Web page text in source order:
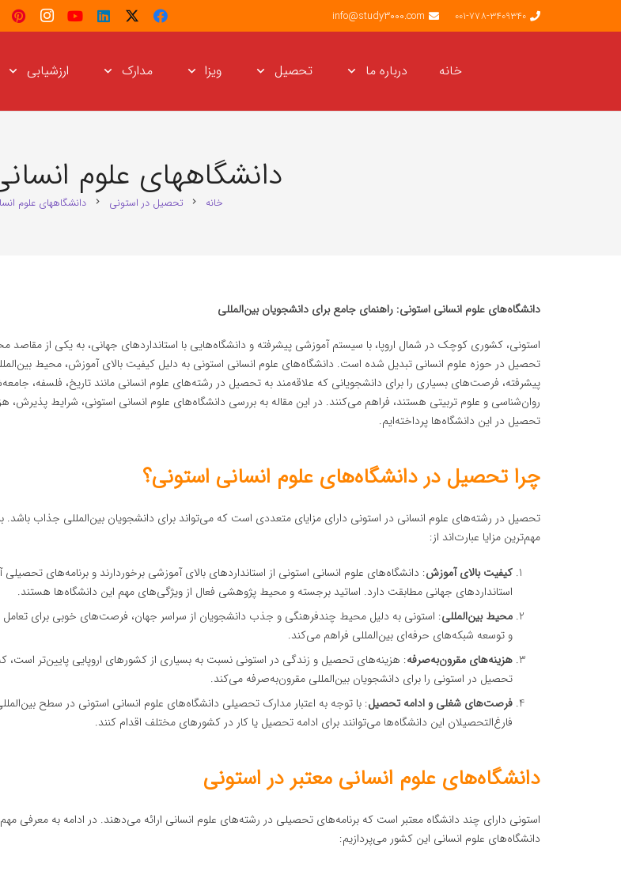
001-778-3409340
info@study3000.com
خانه درباره ما تحصیل ویزا مدارک ارزشیابی
دانشگاههای علوم
خانه chevron_right تحصیل در استونی chevron_right دانشگاههای علوم
دانشگاه‌های علوم انسانی استونی: راهنمای جامع برای دانشجویان بین‌المللی
استونی، کشوری کوچک در شمال اروپا، با سیستم آموزشی پیشرفته و دانشگاه‌هایی با استانداردهای جهانی، به یکی از مقاصد
تحصیل در حوزه علوم انسانی تبدیل شده است. دانشگاه‌های علوم انسانی استونی به دلیل کیفیت بالای آموزش، محیط
پیشرفته، فرصت‌های بسیاری را برای دانشجویانی که علاقه‌مند به تحصیل در رشته‌های علوم انسانی مانند تاریخ، فلسفه،
روان‌شناسی و علوم تربیتی هستند، فراهم می‌کنند. در این مقاله به بررسی دانشگاه‌های علوم انسانی استونی، شرایط پذیرش،
تحصیل در این دانشگاه‌ها پرداخته‌ایم.
چرا تحصیل در دانشگاه‌های علوم انسانی استونی؟
تحصیل در رشته‌های علوم انسانی در استونی دارای مزایای متعددی است که می‌تواند برای دانشجویان بین‌المللی جذاب باشد.
مهم‌ترین مزایا عبارت‌اند از:
کیفیت بالای آموزش: دانشگاه‌های علوم انسانی استونی از استانداردهای بالای آموزشی برخوردارند و برنامه‌های تحصیلی
استانداردهای جهانی مطابقت دارد. اساتید برجسته و محیط پژوهشی فعال از ویژگی‌های مهم این دانشگاه‌ها هستند.
محیط بین‌المللی: استونی به دلیل محیط چندفرهنگی و جذب دانشجویان از سراسر جهان، فرصت‌های خوبی برای تعامل
و توسعه شبکه‌های حرفه‌ای بین‌المللی فراهم می‌کند.
هزینه‌های مقرون‌به‌صرفه: هزینه‌های تحصیل و زندگی در استونی نسبت به بسیاری از کشورهای اروپایی پایین‌تر است،
تحصیل در استونی را برای دانشجویان بین‌المللی مقرون‌به‌صرفه می‌کند.
فرصت‌های شغلی و ادامه تحصیل: با توجه به اعتبار مدارک تحصیلی دانشگاه‌های علوم انسانی استونی در سطح
فارغ‌التحصیلان این دانشگاه‌ها می‌توانند برای ادامه تحصیل یا کار در کشورهای مختلف اقدام کنند.
دانشگاه‌های علوم انسانی معتبر در استونی
استونی دارای چند دانشگاه معتبر است که برنامه‌های تحصیلی در رشته‌های علوم انسانی ارائه می‌دهند. در ادامه به معرفی
دانشگاه‌های علوم انسانی این کشور می‌پردازیم: